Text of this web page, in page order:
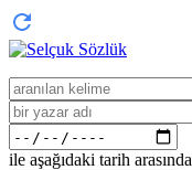
ile aşağıdaki tarih arasında